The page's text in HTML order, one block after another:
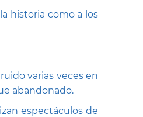
historia como a los
varias veces en
abandonado.
espectáculos de